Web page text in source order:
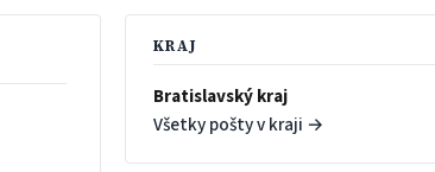
KRAJ
Bratislavský kraj
Všetky pošty v kraji →